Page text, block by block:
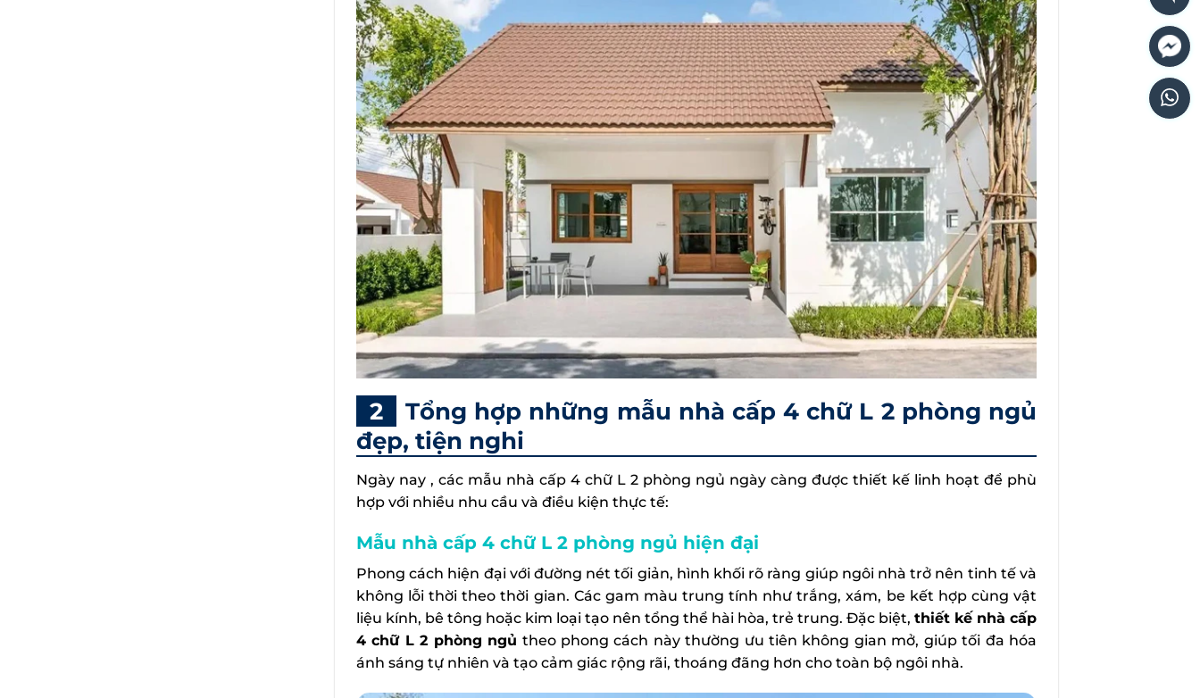
Tổng hợp những mẫu nhà cấp 4 chữ L 2 phòng ngủ
đẹp, tiện nghi
Ngày nay , các mẫu nhà cấp 4 chữ L 2 phòng ngủ ngày càng được thiết kế linh hoạt để phù
hợp với nhiều nhu cầu và điều kiện thực tế:
Mẫu nhà cấp 4 chữ L 2 phòng ngủ hiện đại
Phong cách hiện đại với đường nét tối giản, hình khối rõ ràng giúp ngôi nhà trở nên tinh tế và
không lỗi thời theo thời gian. Các gam màu trung tính như trắng, xám, be kết hợp cùng vật
liệu kính, bê tông hoặc kim loại tạo nên tổng thể hài hòa, trẻ trung. Đặc biệt, thiết kế nhà cấp
4 chữ L 2 phòng ngủ theo phong cách này thường ưu tiên không gian mở, giúp tối đa hóa
ánh sáng tự nhiên và tạo cảm giác rộng rãi, thoáng đãng hơn cho toàn bộ ngôi nhà.